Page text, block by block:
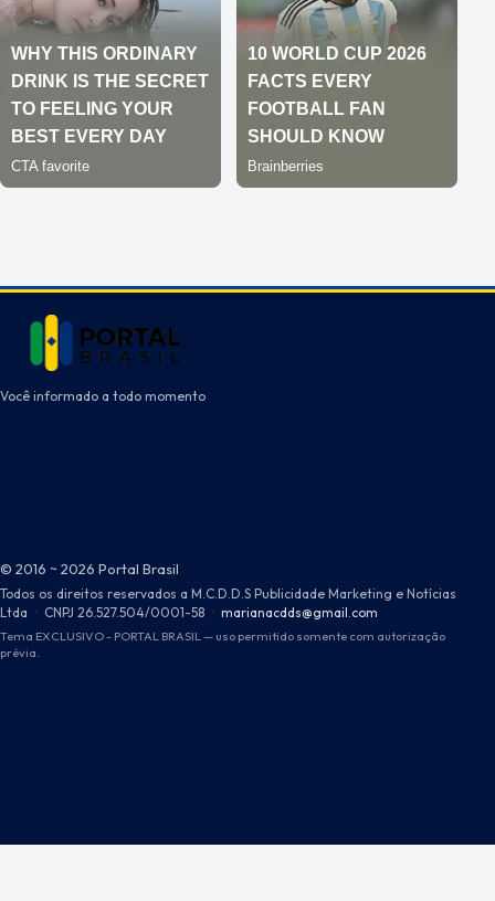
Você informado a todo momento
© 2016 ~ 2026 Portal Brasil
Todos os direitos reservados a M.C.D.D.S Publicidade Marketing e Notícias
Ltda · CNPJ 26.527.504/0001-58 · marianacdds@gmail.com
Tema EXCLUSIVO - PORTAL BRASIL — uso permitido somente com autorização
prévia.